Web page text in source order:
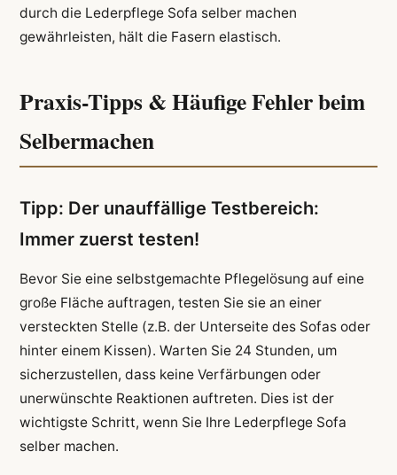
durch die Lederpflege Sofa selber machen
gewährleisten, hält die Fasern elastisch.
Praxis-Tipps & Häufige Fehler beim
Selbermachen
Tipp: Der unauffällige Testbereich:
Immer zuerst testen!
Bevor Sie eine selbstgemachte Pflegelösung auf eine
große Fläche auftragen, testen Sie sie an einer
versteckten Stelle (z.B. der Unterseite des Sofas oder
hinter einem Kissen). Warten Sie 24 Stunden, um
sicherzustellen, dass keine Verfärbungen oder
unerwünschte Reaktionen auftreten. Dies ist der
wichtigste Schritt, wenn Sie Ihre Lederpflege Sofa
selber machen.